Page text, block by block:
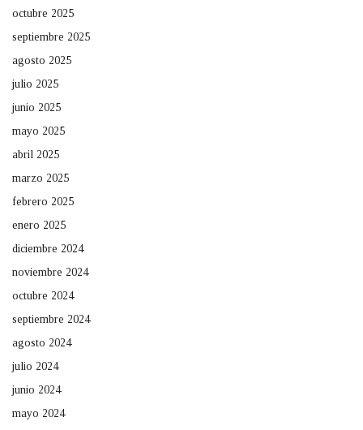
octubre 2025
septiembre 2025
agosto 2025
julio 2025
junio 2025
mayo 2025
abril 2025
marzo 2025
febrero 2025
enero 2025
diciembre 2024
noviembre 2024
octubre 2024
septiembre 2024
agosto 2024
julio 2024
junio 2024
mayo 2024